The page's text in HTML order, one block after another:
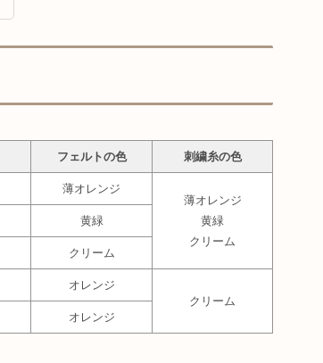
フェルトの色 刺繍糸の色
薄オレンジ
薄オレンジ
黄緑
クリーム
黄緑
クリーム
オレンジ
クリーム
オレンジ